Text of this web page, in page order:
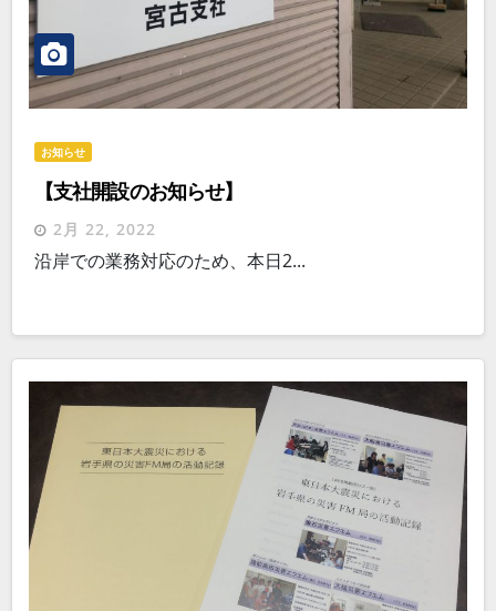
お知らせ
【支社開設のお知らせ】
2月 22, 2022
沿岸での業務対応のため、本日2...